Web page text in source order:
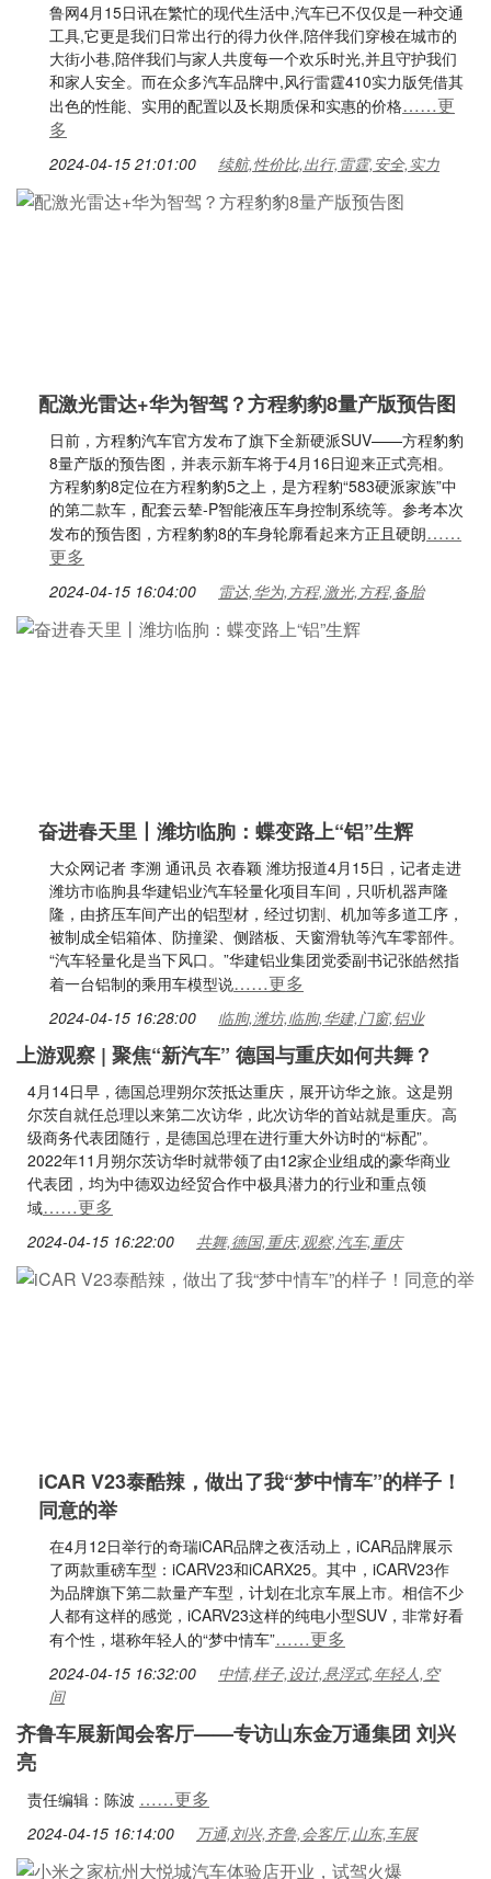
鲁网4月15日讯在繁忙的现代生活中,汽车已不仅仅是一种交通
工具,它更是我们日常出行的得力伙伴,陪伴我们穿梭在城市的
大街小巷,陪伴我们与家人共度每一个欢乐时光,并且守护我们
和家人安全。而在众多汽车品牌中,风行雷霆410实力版凭借其
出色的性能、实用的配置以及长期质保和实惠的价格……更
多
2024-04-15 21:01:00 续航,性价比,出行,雷霆,安全,实力
配激光雷达+华为智驾？方程豹豹8量产版预告图
日前，方程豹汽车官方发布了旗下全新硬派SUV——方程豹豹
8量产版的预告图，并表示新车将于4月16日迎来正式亮相。
方程豹豹8定位在方程豹豹5之上，是方程豹“583硬派家族”中
的第二款车，配套云辇-P智能液压车身控制系统等。参考本次
发布的预告图，方程豹豹8的车身轮廓看起来方正且硬朗……
更多
2024-04-15 16:04:00 雷达,华为,方程,激光,方程,备胎
奋进春天里丨潍坊临朐：蝶变路上“铝”生辉
大众网记者 李溯 通讯员 衣春颖 潍坊报道4月15日，记者走进
潍坊市临朐县华建铝业汽车轻量化项目车间，只听机器声隆
隆，由挤压车间产出的铝型材，经过切割、机加等多道工序，
被制成全铝箱体、防撞梁、侧踏板、天窗滑轨等汽车零部件。
“汽车轻量化是当下风口。”华建铝业集团党委副书记张皓然指
着一台铝制的乘用车模型说……更多
2024-04-15 16:28:00 临朐,潍坊,临朐,华建,门窗,铝业
上游观察 | 聚焦“新汽车” 德国与重庆如何共舞？
4月14日早，德国总理朔尔茨抵达重庆，展开访华之旅。这是朔
尔茨自就任总理以来第二次访华，此次访华的首站就是重庆。高
级商务代表团随行，是德国总理在进行重大外访时的“标配”。
2022年11月朔尔茨访华时就带领了由12家企业组成的豪华商业
代表团，均为中德双边经贸合作中极具潜力的行业和重点领
域……更多
2024-04-15 16:22:00 共舞,德国,重庆,观察,汽车,重庆
iCAR V23泰酷辣，做出了我“梦中情车”的样子！
同意的举
在4月12日举行的奇瑞iCAR品牌之夜活动上，iCAR品牌展示
了两款重磅车型：iCARV23和iCARX25。其中，iCARV23作
为品牌旗下第二款量产车型，计划在北京车展上市。相信不少
人都有这样的感觉，iCARV23这样的纯电小型SUV，非常好看
有个性，堪称年轻人的“梦中情车”……更多
2024-04-15 16:32:00
中情,样子,设计,悬浮式,年轻人,空
间
齐鲁车展新闻会客厅——专访山东金万通集团 刘兴
亮
责任编辑：陈波 ……更多
2024-04-15 16:14:00 万通,刘兴,齐鲁,会客厅,山东,车展